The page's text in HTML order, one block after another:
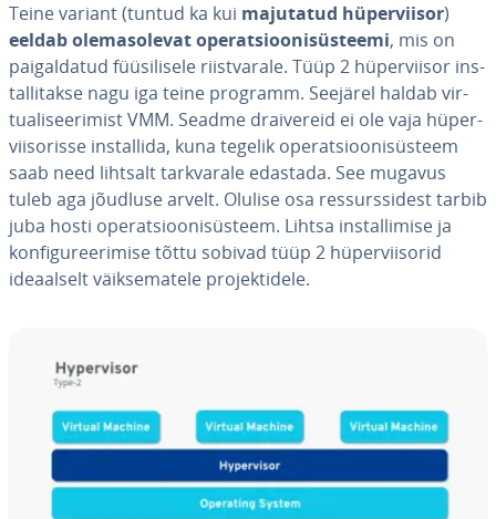
Teine variant (tuntud ka kui majutatud hü­per­vii­sor)
eeldab ole­mas­ole­vat ope­rat­sioo­ni­süs­teemi, mis on
pai­gal­da­tud füü­si­li­sele riist­va­rale. Tüüp 2 hü­per­vii­sor ins­
tal­li­takse nagu iga teine programm. Seejärel haldab vir­
tua­li­see­ri­mist VMM. Seadme drai­ve­reid ei ole vaja hü­per­
viisorisse ins­tal­lida, kuna tegelik ope­rat­sioo­ni­süs­teem
saab need lihtsalt tark­va­rale edastada. See mugavus
tuleb aga jõudluse arvelt. Olulise osa res­surs­si­dest tarbib
juba hosti ope­rat­sioo­ni­süs­teem. Lihtsa ins­tal­li­mise ja
kon­fi­gu­ree­ri­mise tõttu sobivad tüüp 2 hü­per­viiso­rid
ideaal­selt väik­se­ma­tele pro­jek­ti­dele.